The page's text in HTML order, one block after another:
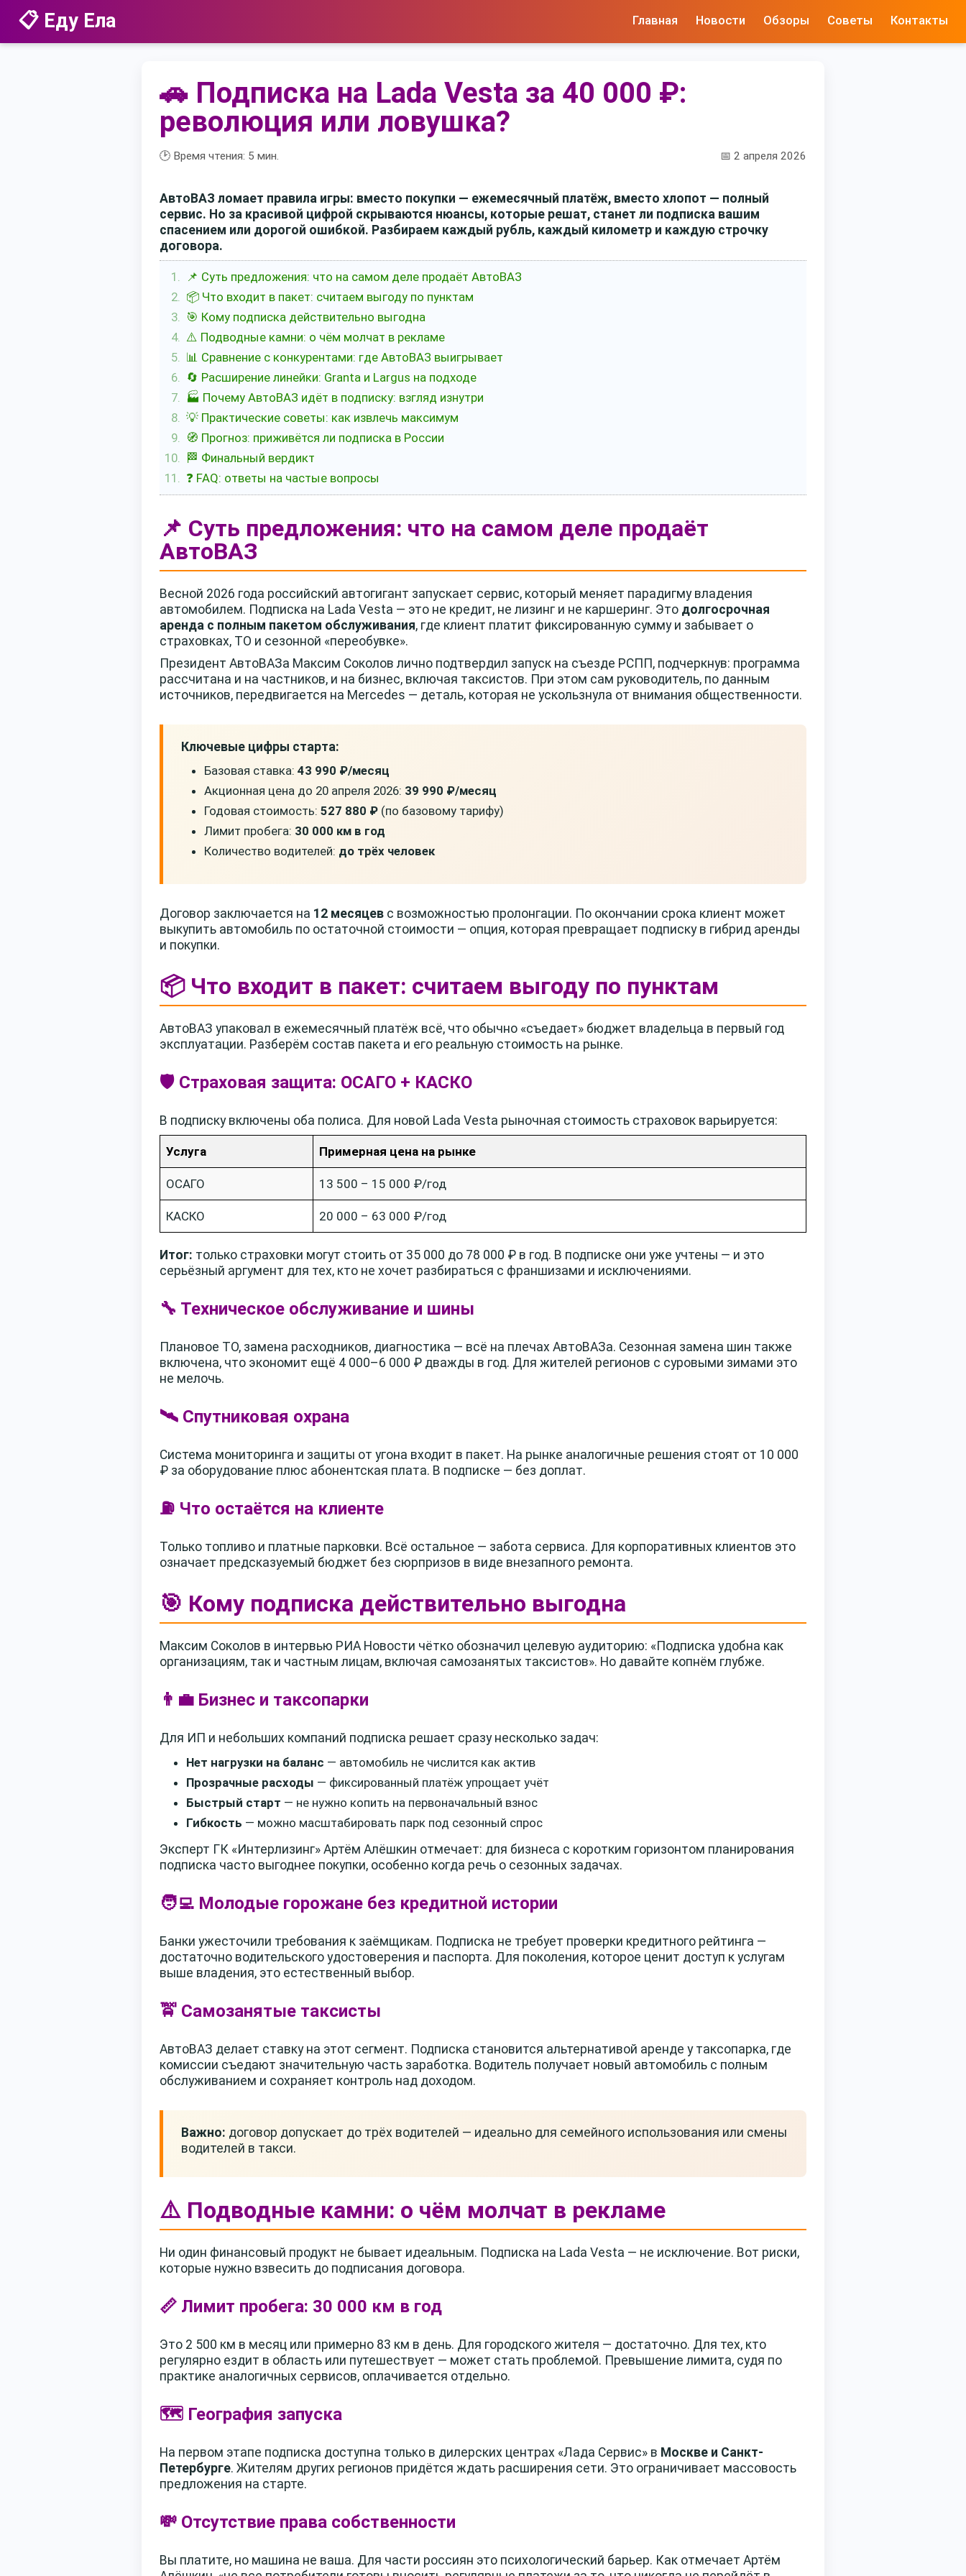
📋 Еду Ела Главная Новости Обзоры Советы Контакты
🚗 Подписка на Lada Vesta за 40 000 ₽:
революция или ловушка?
🕑 Время чтения: 5 мин. 📅 2 апреля 2026
АвтоВАЗ ломает правила игры: вместо покупки — ежемесячный платёж, вместо хлопот — полный
сервис. Но за красивой цифрой скрываются нюансы, которые решат, станет ли подписка вашим
спасением или дорогой ошибкой. Разбираем каждый рубль, каждый километр и каждую строчку
договора.
📌 Суть предложения: что на самом деле продаёт АвтоВАЗ
📦 Что входит в пакет: считаем выгоду по пунктам
🎯 Кому подписка действительно выгодна
⚠️ Подводные камни: о чём молчат в рекламе
📊 Сравнение с конкурентами: где АвтоВАЗ выигрывает
🔄 Расширение линейки: Granta и Largus на подходе
🏭 Почему АвтоВАЗ идёт в подписку: взгляд изнутри
💡 Практические советы: как извлечь максимум
🧭 Прогноз: приживётся ли подписка в России
🏁 Финальный вердикт
❓ FAQ: ответы на частые вопросы
📌 Суть предложения: что на самом деле продаёт
АвтоВАЗ
Весной 2026 года российский автогигант запускает сервис, который меняет парадигму владения
автомобилем. Подписка на Lada Vesta — это не кредит, не лизинг и не каршеринг. Это долгосрочная
аренда с полным пакетом обслуживания, где клиент платит фиксированную сумму и забывает о
страховках, ТО и сезонной «переобувке».
Президент АвтоВАЗа Максим Соколов лично подтвердил запуск на съезде РСПП, подчеркнув: программа
рассчитана и на частников, и на бизнес, включая таксистов. При этом сам руководитель, по данным
источников, передвигается на Mercedes — деталь, которая не ускользнула от внимания общественности.
Ключевые цифры старта:
Базовая ставка: 43 990 ₽/месяц
Акционная цена до 20 апреля 2026: 39 990 ₽/месяц
Годовая стоимость: 527 880 ₽ (по базовому тарифу)
Лимит пробега: 30 000 км в год
Количество водителей: до трёх человек
Договор заключается на 12 месяцев с возможностью пролонгации. По окончании срока клиент может
выкупить автомобиль по остаточной стоимости — опция, которая превращает подписку в гибрид аренды
и покупки.
📦 Что входит в пакет: считаем выгоду по пунктам
АвтоВАЗ упаковал в ежемесячный платёж всё, что обычно «съедает» бюджет владельца в первый год
эксплуатации. Разберём состав пакета и его реальную стоимость на рынке.
🛡️ Страховая защита: ОСАГО + КАСКО
В подписку включены оба полиса. Для новой Lada Vesta рыночная стоимость страховок варьируется:
Услуга Примерная цена на рынке
ОСАГО 13 500 – 15 000 ₽/год
КАСКО 20 000 – 63 000 ₽/год
Итог: только страховки могут стоить от 35 000 до 78 000 ₽ в год. В подписке они уже учтены — и это
серьёзный аргумент для тех, кто не хочет разбираться с франшизами и исключениями.
🔧 Техническое обслуживание и шины
Плановое ТО, замена расходников, диагностика — всё на плечах АвтоВАЗа. Сезонная замена шин также
включена, что экономит ещё 4 000–6 000 ₽ дважды в год. Для жителей регионов с суровыми зимами это
не мелочь.
🛰️ Спутниковая охрана
Система мониторинга и защиты от угона входит в пакет. На рынке аналогичные решения стоят от 10 000
₽ за оборудование плюс абонентская плата. В подписке — без доплат.
⛽ Что остаётся на клиенте
Только топливо и платные парковки. Всё остальное — забота сервиса. Для корпоративных клиентов это
означает предсказуемый бюджет без сюрпризов в виде внезапного ремонта.
🎯 Кому подписка действительно выгодна
Максим Соколов в интервью РИА Новости чётко обозначил целевую аудиторию: «Подписка удобна как
организациям, так и частным лицам, включая самозанятых таксистов». Но давайте копнём глубже.
👨‍💼 Бизнес и таксопарки
Для ИП и небольших компаний подписка решает сразу несколько задач:
Нет нагрузки на баланс — автомобиль не числится как актив
Прозрачные расходы — фиксированный платёж упрощает учёт
Быстрый старт — не нужно копить на первоначальный взнос
Гибкость — можно масштабировать парк под сезонный спрос
Эксперт ГК «Интерлизинг» Артём Алёшкин отмечает: для бизнеса с коротким горизонтом планирования
подписка часто выгоднее покупки, особенно когда речь о сезонных задачах.
🧑‍💻 Молодые горожане без кредитной истории
Банки ужесточили требования к заёмщикам. Подписка не требует проверки кредитного рейтинга —
достаточно водительского удостоверения и паспорта. Для поколения, которое ценит доступ к услугам
выше владения, это естественный выбор.
🚖 Самозанятые таксисты
АвтоВАЗ делает ставку на этот сегмент. Подписка становится альтернативой аренде у таксопарка, где
комиссии съедают значительную часть заработка. Водитель получает новый автомобиль с полным
обслуживанием и сохраняет контроль над доходом.
Важно: договор допускает до трёх водителей — идеально для семейного использования или смены
водителей в такси.
⚠️ Подводные камни: о чём молчат в рекламе
Ни один финансовый продукт не бывает идеальным. Подписка на Lada Vesta — не исключение. Вот риски,
которые нужно взвесить до подписания договора.
📏 Лимит пробега: 30 000 км в год
Это 2 500 км в месяц или примерно 83 км в день. Для городского жителя — достаточно. Для тех, кто
регулярно ездит в область или путешествует — может стать проблемой. Превышение лимита, судя по
практике аналогичных сервисов, оплачивается отдельно.
🗺️ География запуска
На первом этапе подписка доступна только в дилерских центрах «Лада Сервис» в Москве и Санкт-
Петербурге. Жителям других регионов придётся ждать расширения сети. Это ограничивает массовость
предложения на старте.
💸 Отсутствие права собственности
Вы платите, но машина не ваша. Для части россиян это психологический барьер. Как отмечает Артём